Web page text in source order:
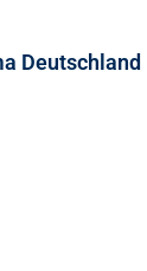
Deutschland